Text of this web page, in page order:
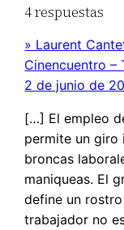
4 respuestas
» Laurent
Cinencuentro –
2 de junio de
[…] El empleo
permite un giro
broncas
maniqueas. El
define un
trabajador no